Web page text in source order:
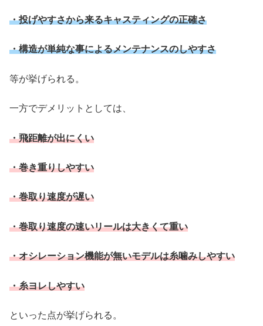
・投げやすさから来るキャスティングの正確さ
・構造が単純な事によるメンテナンスのしやすさ
等が挙げられる。
一方でデメリットとしては、
・飛距離が出にくい
・巻き重りしやすい
・巻取り速度が遅い
・巻取り速度の速いリールは大きくて重い
・オシレーション機能が無いモデルは糸噛みしやすい
・糸ヨレしやすい
といった点が挙げられる。